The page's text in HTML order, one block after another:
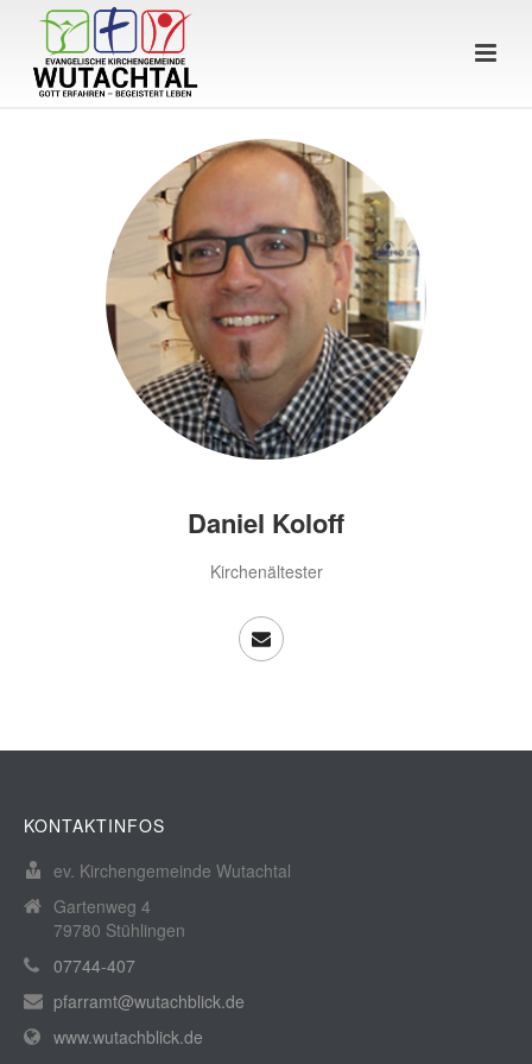
Daniel Koloff
Kirchenältester
KONTAKTINFOS
ev. Kirchengemeinde Wutachtal
Gartenweg 4
79780 Stühlingen
07744-407
pfarramt@wutachblick.de
www.wutachblick.de